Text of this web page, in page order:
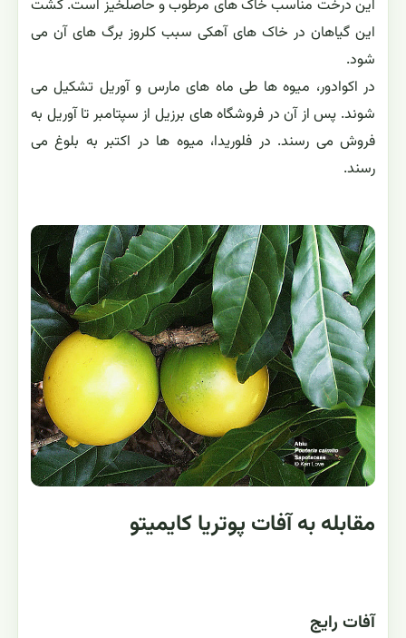
این درخت مناسب خاک های مرطوب و حاصلخیز است. کشت
این گیاهان در خاک های آهکی سبب کلروز برگ های آن می
شود.
در اکوادور، میوه ها طی ماه های مارس و آوریل تشکیل می
شوند. پس از آن در فروشگاه های برزیل از سپتامبر تا آوریل به
فروش می رسند. در فلوریدا، میوه ها در اکتبر به بلوغ می
رسند.
مقابله به آفات پوتریا کایمیتو
آفات رایج